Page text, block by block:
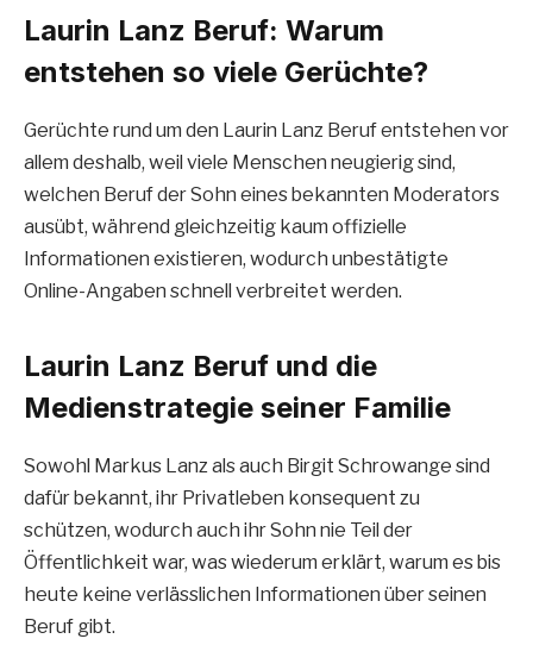
Laurin Lanz Beruf: Warum
entstehen so viele Gerüchte?
Gerüchte rund um den Laurin Lanz Beruf entstehen vor
allem deshalb, weil viele Menschen neugierig sind,
welchen Beruf der Sohn eines bekannten Moderators
ausübt, während gleichzeitig kaum offizielle
Informationen existieren, wodurch unbestätigte
Online-Angaben schnell verbreitet werden.
Laurin Lanz Beruf und die
Medienstrategie seiner Familie
Sowohl Markus Lanz als auch Birgit Schrowange sind
dafür bekannt, ihr Privatleben konsequent zu
schützen, wodurch auch ihr Sohn nie Teil der
Öffentlichkeit war, was wiederum erklärt, warum es bis
heute keine verlässlichen Informationen über seinen
Beruf gibt.